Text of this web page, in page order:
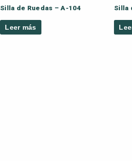
Silla de Ruedas – A-104
Leer más
Silla